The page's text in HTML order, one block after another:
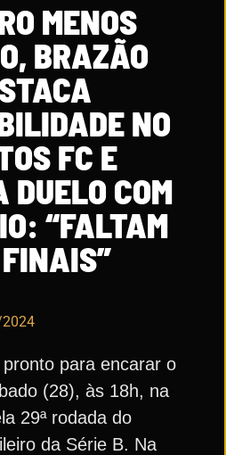
MENOS
BRAZÃO
NO
FC E
DUELO COM
“FALTAM
para encarar o
(28), às 18h, na
29ª rodada do
da Série B. Na